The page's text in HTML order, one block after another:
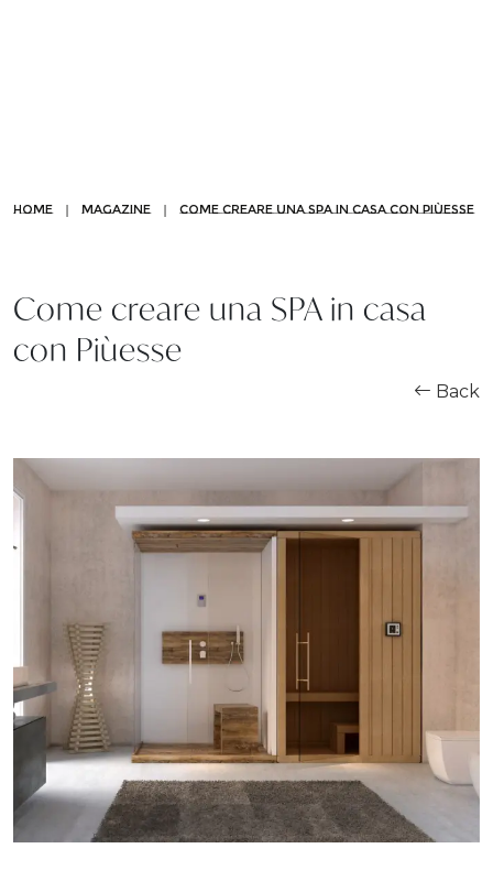
Pannelli di rivestimento
HOME | MAGAZINE | COME CREARE UNA SPA IN CASA CON PIÙESSE
Come creare una SPA in casa
con Piùesse
Back